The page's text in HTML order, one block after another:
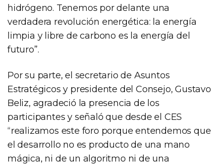
hidrógeno. Tenemos por delante una
verdadera revolución energética: la energía
limpia y libre de carbono es la energía del
futuro”.
Por su parte, el secretario de Asuntos
Estratégicos y presidente del Consejo, Gustavo
Beliz, agradeció la presencia de los
participantes y señaló que desde el CES
“realizamos este foro porque entendemos que
el desarrollo no es producto de una mano
mágica, ni de un algoritmo ni de una